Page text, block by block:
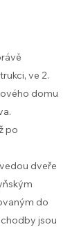
ve 2.
domu
po
dveře
do
jsou